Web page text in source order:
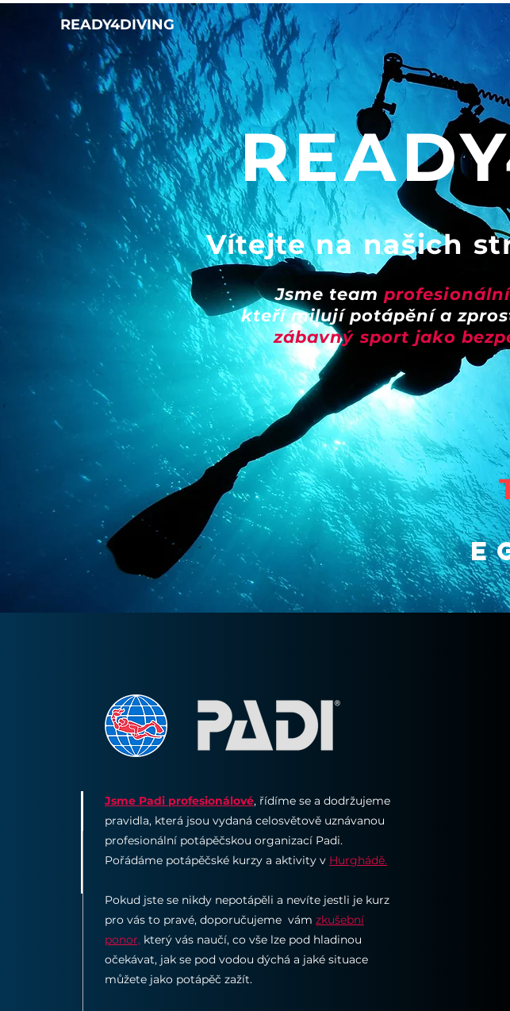
READY4DIVING
Vítejte na našich
Jsme teamprofes
kteří milují potápění a
zábavný sport jako
Jsme Padi profesionálové, řídíme se a dodržujeme
pravidla, která jsou vydaná celosvětově uznávanou
profesionální potápěčskou organizací Padi.​
Pořádáme potápěčské kurzy a aktivity v Hurghádě.
Pokud jste se nikdy nepotápěli a nevíte jestli je kurz
pro vás to pravé, doporučujeme vám zkušební
ponor, který vás naučí, co vše lze pod hladinou
očekávat, jak se pod vodou dýchá a jaké situace
můžete jako potápěč zažít.